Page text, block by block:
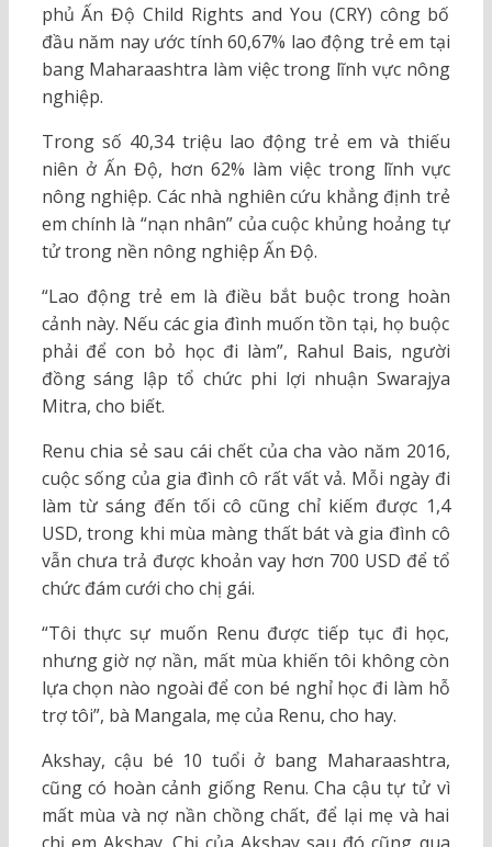
phủ Ấn Độ Child Rights and You (CRY) công bố
đầu năm nay ước tính 60,67% lao động trẻ em tại
bang Maharaashtra làm việc trong lĩnh vực nông
nghiệp.
Trong số 40,34 triệu lao động trẻ em và thiếu
niên ở Ấn Độ, hơn 62% làm việc trong lĩnh vực
nông nghiệp. Các nhà nghiên cứu khẳng định trẻ
em chính là “nạn nhân” của cuộc khủng hoảng tự
tử trong nền nông nghiệp Ấn Độ.
“Lao động trẻ em là điều bắt buộc trong hoàn
cảnh này. Nếu các gia đình muốn tồn tại, họ buộc
phải để con bỏ học đi làm”, Rahul Bais, người
đồng sáng lập tổ chức phi lợi nhuận Swarajya
Mitra, cho biết.
Renu chia sẻ sau cái chết của cha vào năm 2016,
cuộc sống của gia đình cô rất vất vả. Mỗi ngày đi
làm từ sáng đến tối cô cũng chỉ kiếm được 1,4
USD, trong khi mùa màng thất bát và gia đình cô
vẫn chưa trả được khoản vay hơn 700 USD để tổ
chức đám cưới cho chị gái.
“Tôi thực sự muốn Renu được tiếp tục đi học,
nhưng giờ nợ nần, mất mùa khiến tôi không còn
lựa chọn nào ngoài để con bé nghỉ học đi làm hỗ
trợ tôi”, bà Mangala, mẹ của Renu, cho hay.
Akshay, cậu bé 10 tuổi ở bang Maharaashtra,
cũng có hoàn cảnh giống Renu. Cha cậu tự tử vì
mất mùa và nợ nần chồng chất, để lại mẹ và hai